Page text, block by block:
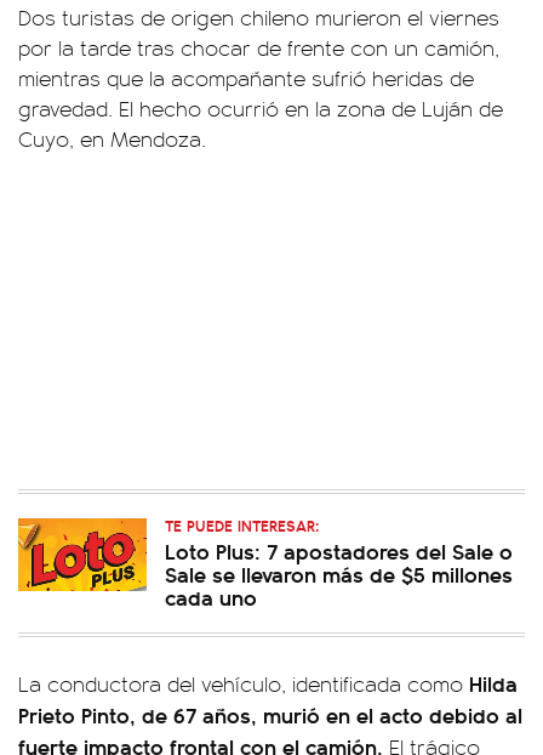
Dos turistas de origen chileno murieron el viernes
por la tarde tras chocar de frente con un camión,
mientras que la acompañante sufrió heridas de
gravedad. El hecho ocurrió en la zona de Luján de
Cuyo, en Mendoza.
TE PUEDE INTERESAR:
Loto Plus: 7 apostadores del Sale o
Sale se llevaron más de $5 millones
cada uno
La conductora del vehículo, identificada como Hilda
Prieto Pinto, de 67 años, murió en el acto debido al
fuerte impacto frontal con el camión. El trágico